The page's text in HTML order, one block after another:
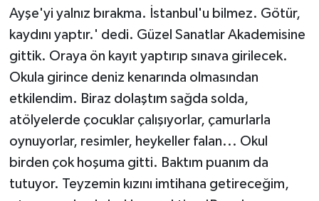
Ayşe'yi yalnız bırakma. İstanbul'u bilmez. Götür,
kaydını yaptır.' dedi. Güzel Sanatlar Akademisine
gittik. Oraya ön kayıt yaptırıp sınava girilecek.
Okula girince deniz kenarında olmasından
etkilendim. Biraz dolaştım sağda solda,
atölyelerde çocuklar çalışıyorlar, çamurlarla
oynuyorlar, resimler, heykeller falan... Okul
birden çok hoşuma gitti. Baktım puanım da
tutuyor. Teyzemin kızını imtihana getireceğim,
Manisa Müftülüğü
Mardin Müftülüğü
Mersin Müftülüğü
Muğla Müftülüğü
Muş Müftülüğü